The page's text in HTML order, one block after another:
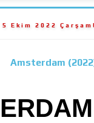
5 Ekim 2022
Amsterdam